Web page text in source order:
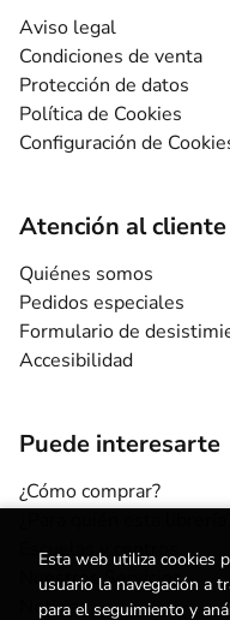
Aviso legal
Condiciones de venta
Protección de datos
Política de Cookies
Configuración de
Atención al cliente
Quiénes somos
Pedidos especiales
Formulario de
Accesibilidad
Puede interesarte
¿Cómo comprar?
Escuelas y centros
Nuestros Servicios
Noticias
Esta web utiliza cookies
usuario la navegación a
para el seguimiento y